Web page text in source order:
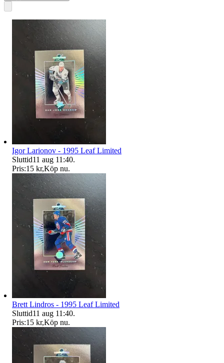
Igor Larionov - 1995 Leaf Limited
Sluttid11 aug 11:40.
Pris:15 kr,Köp nu.
Brett Lindros - 1995 Leaf Limited
Sluttid11 aug 11:40.
Pris:15 kr,Köp nu.